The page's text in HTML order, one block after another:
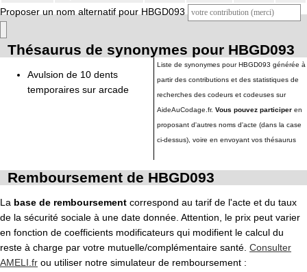
Proposer un nom alternatif pour HBGD093
Thésaurus de synonymes pour HBGD093
Avulsion de 10 dents
temporaires sur arcade
Liste de synonymes pour HBGD093 générée à
partir des contributions et des statistiques de
recherches des codeurs et codeuses sur
AideAuCodage.fr. Vous pouvez participer en
proposant d'autres noms d'acte (dans la case
ci-dessus), voire en envoyant vos thésaurus
Remboursement de HBGD093
La base de remboursement correspond au tarif de l'acte et du taux
de la sécurité sociale à une date donnée. Attention, le prix peut varier
en fonction de coefficients modificateurs qui modifient le calcul du
reste à charge par votre mutuelle/complémentaire santé. Consulter
AMELI.fr ou utiliser notre simulateur de remboursement :